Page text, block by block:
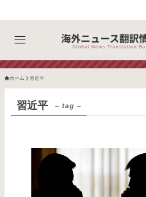
ホーム 習近平
習近平 – tag –